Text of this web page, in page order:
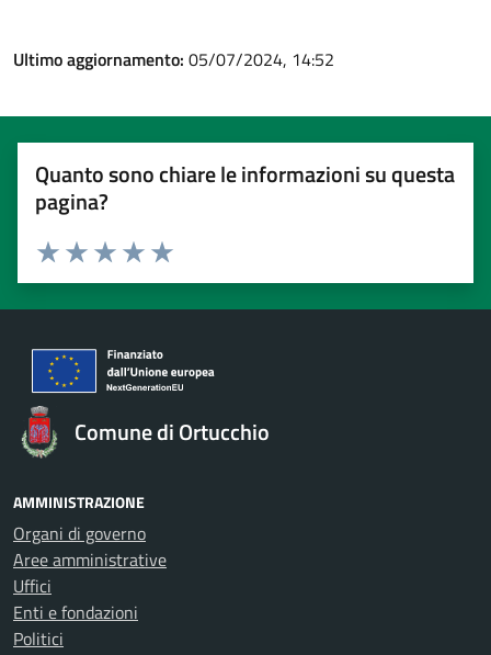
Ultimo aggiornamento: 05/07/2024, 14:52
Quanto sono chiare le informazioni su questa
pagina?
Valuta 5 stelle su 5
Valuta 4 stelle su 5
Valuta 3 stelle su 5
Valuta 2 stelle su 5
Valuta 1 stelle su 5
Comune di Ortucchio
AMMINISTRAZIONE
Organi di governo
Aree amministrative
Uffici
Enti e fondazioni
Politici